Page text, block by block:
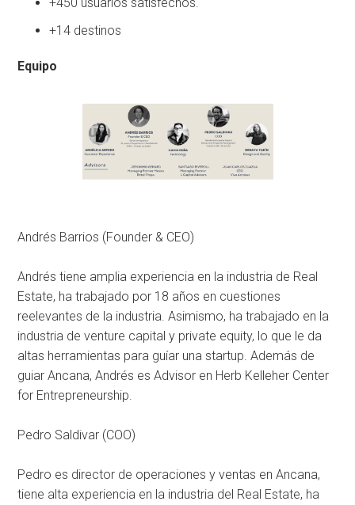
+14 destinos
Equipo
Andrés Barrios (Founder & CEO)
Andrés tiene amplia experiencia en la industria de Real
Estate, ha trabajado por 18 años en cuestiones
reelevantes de la industria. Asimismo, ha trabajado en la
industria de venture capital y private equity, lo que le da
altas herramientas para guíar una startup. Además de
guiar Ancana, Andrés es Advisor en Herb Kelleher Center
for Entrepreneurship.
Pedro Saldivar (COO)
Pedro es director de operaciones y ventas en Ancana,
tiene alta experiencia en la industria del Real Estate, ha